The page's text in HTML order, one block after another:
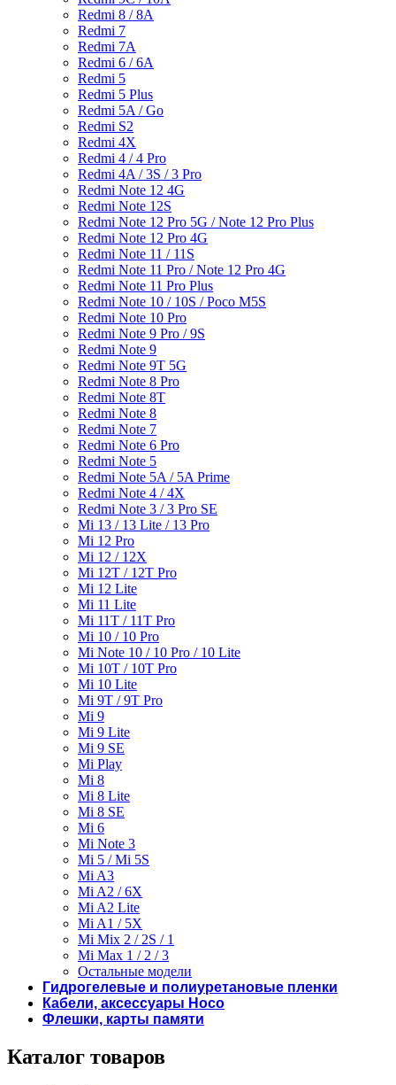
Redmi 8 / 8A
Redmi 7
Redmi 7A
Redmi 6 / 6A
Redmi 5
Redmi 5 Plus
Redmi 5A / Go
Redmi S2
Redmi 4X
Redmi 4 / 4 Pro
Redmi 4A / 3S / 3 Pro
Redmi Note 12 4G
Redmi Note 12S
Redmi Note 12 Pro 5G / Note 12 Pro Plus
Redmi Note 12 Pro 4G
Redmi Note 11 / 11S
Redmi Note 11 Pro / Note 12 Pro 4G
Redmi Note 11 Pro Plus
Redmi Note 10 / 10S / Poco M5S
Redmi Note 10 Pro
Redmi Note 9 Pro / 9S
Redmi Note 9
Redmi Note 9T 5G
Redmi Note 8 Pro
Redmi Note 8T
Redmi Note 8
Redmi Note 7
Redmi Note 6 Pro
Redmi Note 5
Redmi Note 5A / 5A Prime
Redmi Note 4 / 4X
Redmi Note 3 / 3 Pro SE
Mi 13 / 13 Lite / 13 Pro
Mi 12 Pro
Mi 12 / 12X
Mi 12T / 12T Pro
Mi 12 Lite
Mi 11 Lite
Mi 11T / 11T Pro
Mi 10 / 10 Pro
Mi Note 10 / 10 Pro / 10 Lite
Mi 10T / 10T Pro
Mi 10 Lite
Mi 9T / 9T Pro
Mi 9
Mi 9 Lite
Mi 9 SE
Mi Play
Mi 8
Mi 8 Lite
Mi 8 SE
Mi 6
Mi Note 3
Mi 5 / Mi 5S
Mi A3
Mi A2 / 6X
Mi A2 Lite
Mi A1 / 5X
Mi Mix 2 / 2S / 1
Mi Max 1 / 2 / 3
Остальные модели
Гидрогелевые и полиуретановые пленки
Кабели, аксессуары Hoco
Флешки, карты памяти
Каталог товаров